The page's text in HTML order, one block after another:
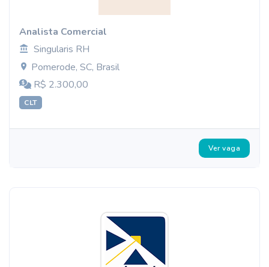
Analista Comercial
Singularis RH
Pomerode, SC, Brasil
R$ 2.300,00
CLT
Ver vaga